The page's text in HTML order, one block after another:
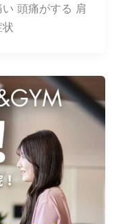
頭痛がする 肩